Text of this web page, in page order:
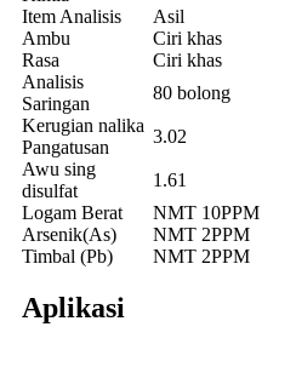
Item Analisis
Asil
Ambu
Ciri khas
Rasa
Ciri khas
Analisis
Saringan
80 bolong
Kerugian nalika
Pangatusan
3.02
Awu sing
disulfat
1.61
Logam Berat
NMT 10PPM
Arsenik(As)
NMT 2PPM
Timbal (Pb)
NMT 2PPM
Aplikasi